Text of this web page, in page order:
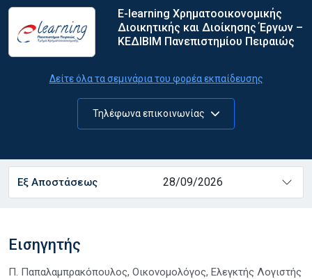
E-learning Χρηματοοικονομικής
Διοικητικής και Διοίκησης Έργων –
ΚΕΔΙΒΙΜ Πανεπιστημίου Πειραιώς
Δείτε όλα τα σεμινάρια του φορέα εκπαίδευσης
Τηλέφωνα επικοινωνίας
Εξ Αποστάσεως 28/09/2026
Εισηγητής
Π. Παπαλαμπρακόπουλος, Οικονομολόγος, Ελεγκτής Λογιστής